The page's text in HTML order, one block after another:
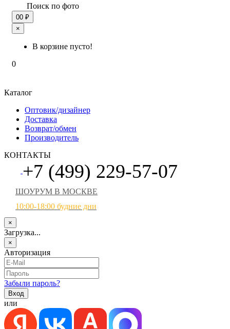
Поиск по фото
00 ₽
×
В корзине пусто!
0
Каталог
Оптовик/дизайнер
Доставка
Возврат/обмен
Производитель
КОНТАКТЫ
+7 (499) 229-57-07
ШОУРУМ В МОСКВЕ
10:00-18:00 будние дни
×
Загрузка...
×
Авторизация
Забыли пароль?
или